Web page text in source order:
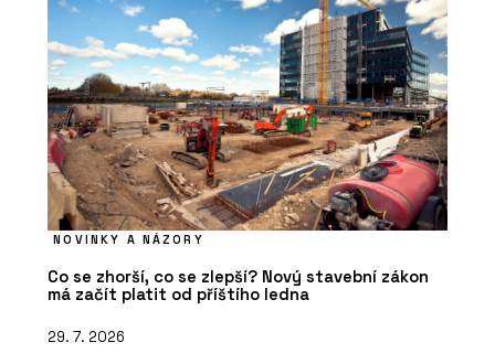
NOVINKY A NÁZORY
Co se zhorší, co se zlepší? Nový stavební zákon
má začít platit od příštího ledna
29. 7. 2026